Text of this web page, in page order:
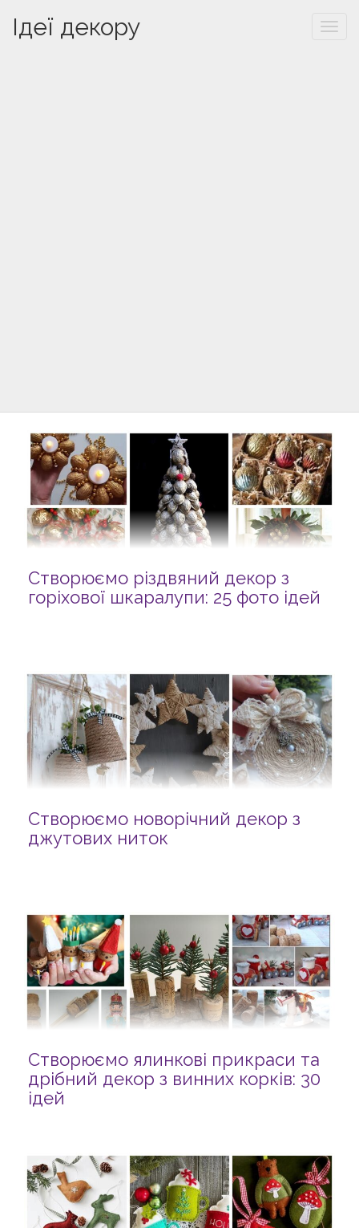
Ідеї декору
Створюємо різдвяний декор з
горіхової шкаралупи: 25 фото ідей
Створюємо новорічний декор з
джутових ниток
Створюємо ялинкові прикраси та
дрібний декор з винних корків: 30
ідей